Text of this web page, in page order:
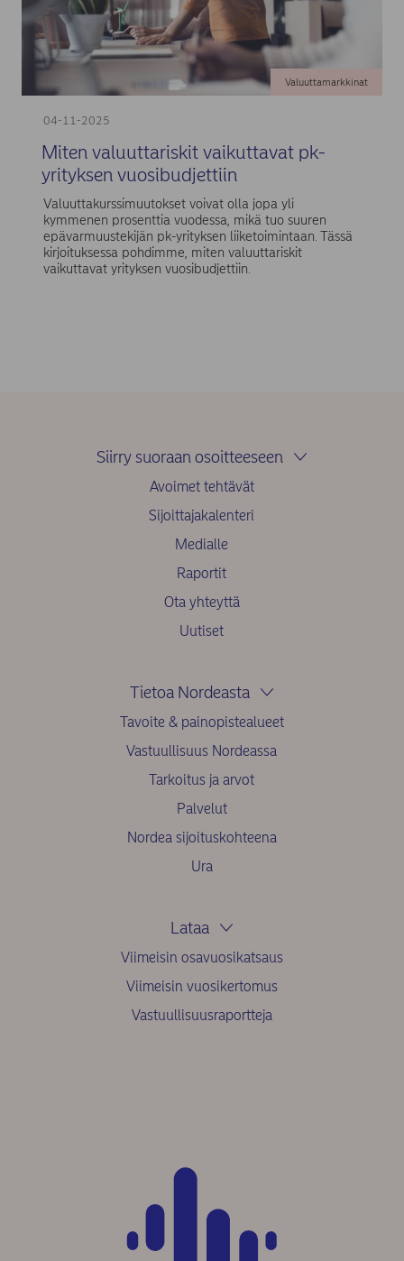
04-11-2025
Valuuttamarkkinat
Miten valuuttariskit vaikuttavat pk-
yrityksen vuosibudjettiin
Valuuttakurssimuutokset voivat olla jopa yli
kymmenen prosenttia vuodessa, mikä tuo suuren
epävarmuustekijän pk-yrityksen liiketoimintaan. Tässä
kirjoituksessa pohdimme, miten valuuttariskit
vaikuttavat yrityksen vuosibudjettiin.
Siirry suoraan osoitteeseen
Avoimet tehtävät
Sijoittajakalenteri
Medialle
Raportit
Ota yhteyttä
Uutiset
Tietoa Nordeasta
Tavoite & painopistealueet
Vastuullisuus Nordeassa
Tarkoitus ja arvot
Palvelut
Nordea sijoituskohteena
Ura
Lataa
Viimeisin osavuosikatsaus
Viimeisin vuosikertomus
Vastuullisuusraportteja